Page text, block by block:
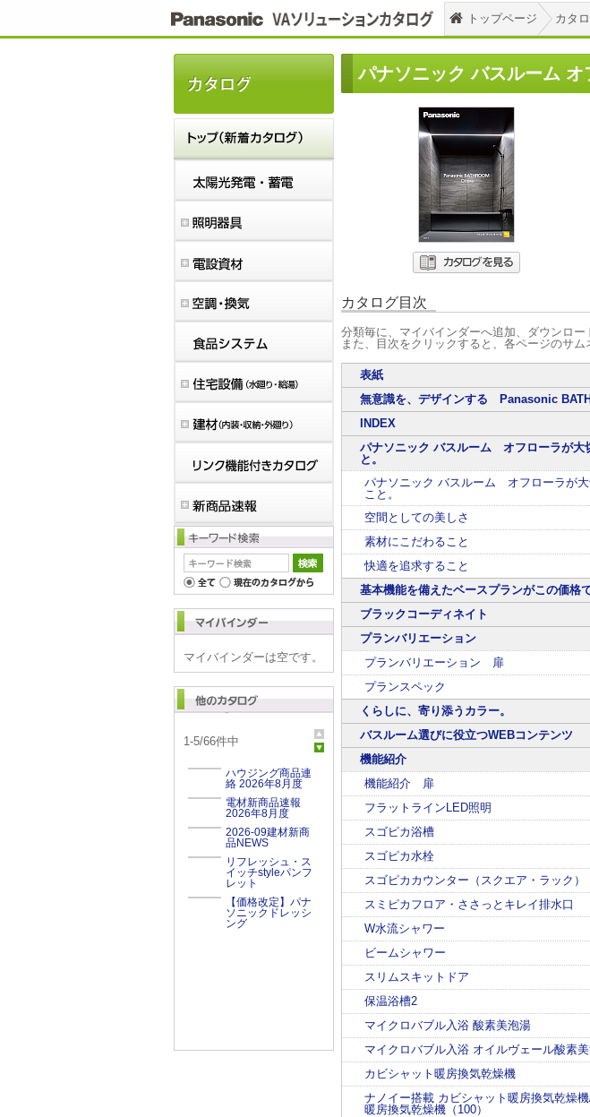
トップページ カタ
か
パナソニック バスルーム オ
カタログ目次
分類毎に、マイバインダーへ追加、ダウンロー
また、目次をクリックすると、各ページのサ
表紙
無意識を、デザインする Panasonic
INDEX
パナソニック バスルーム オフローラが大
と。
パナソニック バスルーム オフローラが
こと。
空間としての美しさ
素材にこだわること
快適を追求すること
基本機能を備えたベースプランがこの価格で
ブラックコーディネイト
プランバリエーション
プランバリエーション 扉
プランスペック
くらしに、寄り添うカラー。
バスルーム選びに役立つWEBコンテンツ
機能紹介
機能紹介 扉
フラットラインLED照明
スゴピカ浴槽
スゴピカ水栓
スゴピカカウンター（スクエア・ラック）
スミピカフロア・ささっとキレイ排水口
W水流シャワー
ビームシャワー
スリムスキットドア
保温浴槽2
マイクロバブル入浴 酸素美泡湯
マイクロバブル入浴 オイルヴェール酸素
カビシャット暖房換気乾燥機
ナノイー搭載 カビシャット暖房換気乾燥
暖房換気乾燥機（100）
マイバインダーは空です。
1-5/66件中
ハウジング商品連
絡 2026年8月度
電材新商品速報
2026年8月度
2026-09建材新商
品NEWS
リフレッシュ・ス
イッチstyleパンフ
レット
【価格改定】パナ
ソニックドレッシ
ング